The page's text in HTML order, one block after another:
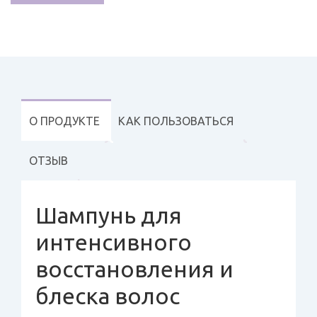
О ПРОДУКТЕ КАК ПОЛЬЗОВАТЬСЯ
ОТЗЫВ
Шампунь для
интенсивного
восстановления и
блеска волос